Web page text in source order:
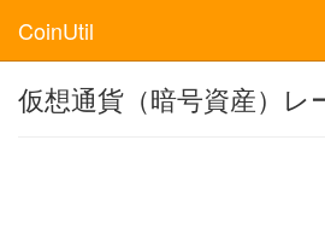
CoinUtil
仮想通貨（暗号資産）レ